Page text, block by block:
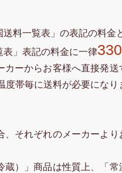
料一覧表」の表記の料金
」表記の料金に一律
ーからお客様へ直接発送
帯毎に送料が必要になり
それぞれのメーカーより
）」商品は性質上、「